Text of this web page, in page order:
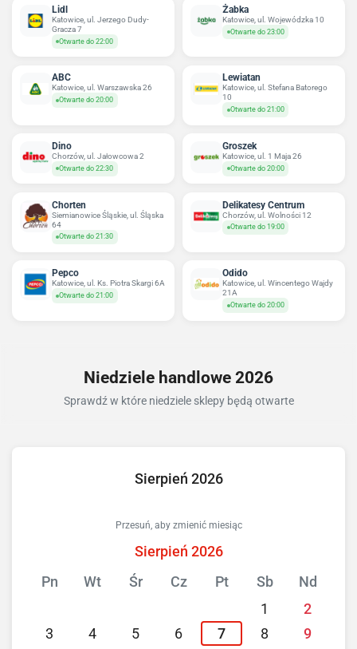
Lidl
Katowice, ul. Jerzego Dudy-
Gracza 7
Otwarte do 22:00
Żabka
Katowice, ul. Wojewódzka 10
Otwarte do 23:00
ABC
Katowice, ul. Warszawska 26
Otwarte do 20:00
Lewiatan
Katowice, ul. Stefana Batorego
10
Otwarte do 21:00
Dino
Chorzów, ul. Jałowcowa 2
Otwarte do 22:30
Groszek
Katowice, ul. 1 Maja 26
Otwarte do 20:00
Chorten
Siemianowice Śląskie, ul. Śląska
64
Otwarte do 21:30
Delikatesy Centrum
Chorzów, ul. Wolności 12
Otwarte do 19:00
Pepco
Katowice, ul. Ks. Piotra Skargi 6A
Otwarte do 21:00
Odido
Katowice, ul. Wincentego Wajdy
21A
Otwarte do 20:00
Niedziele handlowe 2026
Sprawdź w które niedziele sklepy będą otwarte
Sierpień 2026
Przesuń, aby zmienić miesiąc
Sierpień 2026
Pn
Wt Śr Cz Pt Sb
Nd
1
2
3
4 5 6 7 8
9